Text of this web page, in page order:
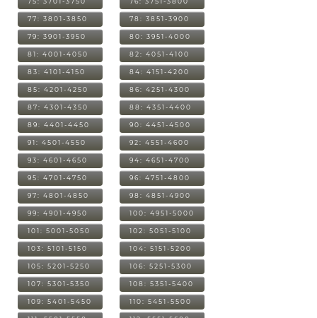
77: 3801-3850 78: 3851-3900
79: 3901-3950 80: 3951-4000
81: 4001-4050 82: 4051-4100
83: 4101-4150 84: 4151-4200
85: 4201-4250 86: 4251-4300
87: 4301-4350 88: 4351-4400
89: 4401-4450 90: 4451-4500
91: 4501-4550 92: 4551-4600
93: 4601-4650 94: 4651-4700
95: 4701-4750 96: 4751-4800
97: 4801-4850 98: 4851-4900
99: 4901-4950 100: 4951-5000
101: 5001-5050 102: 5051-5100
103: 5101-5150 104: 5151-5200
105: 5201-5250 106: 5251-5300
107: 5301-5350 108: 5351-5400
109: 5401-5450 110: 5451-5500